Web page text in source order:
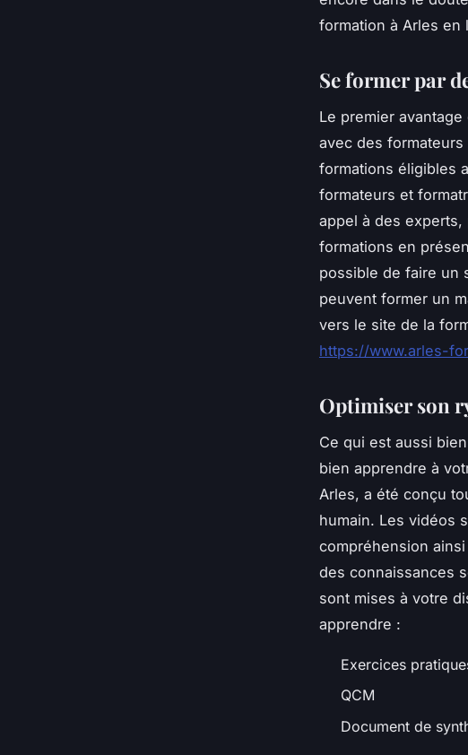
formation à Arles en
Se former par
Le premier
avec des
formations éligibles
formateurs et
appel à des
formations en
possible de faire un
peuvent former un
vers le site de la
https://www.arles-
Optimiser son
Ce qui est aussi
bien apprendre à
Arles, a été conçu
humain. Les vidéos
compréhension ainsi
des connaissances
sont mises à votre
apprendre :
Exercices
QCM
Document de